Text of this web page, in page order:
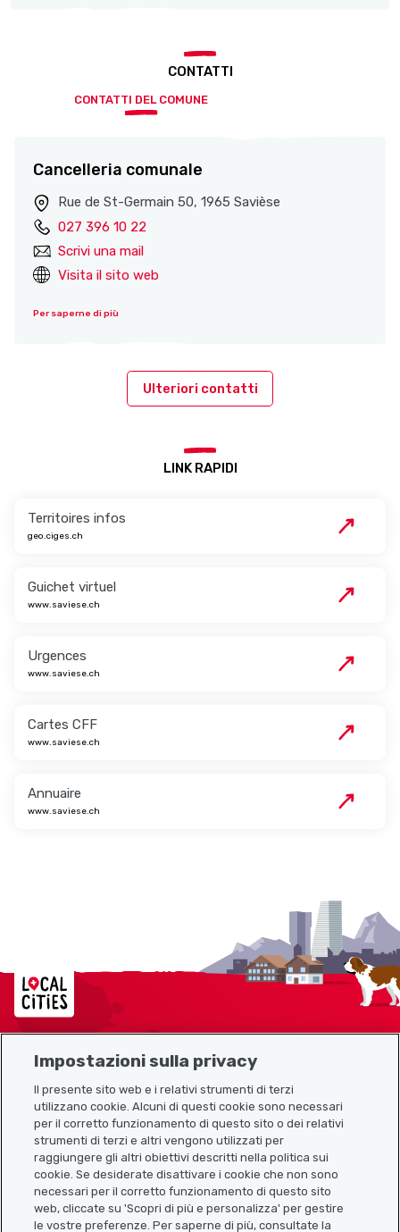
CONTATTI
CONTATTI DEL COMUNE
Cancelleria comunale
Rue de St-Germain 50, 1965 Savièse
027 396 10 22
Scrivi una mail
Visita il sito web
Per saperne di più
Ulteriori contatti
LINK RAPIDI
Territoires infos
geo.ciges.ch
Guichet virtuel
www.saviese.ch
Urgences
www.saviese.ch
Cartes CFF
www.saviese.ch
Annuaire
www.saviese.ch
Localcities
Link utili
Scarica l’app Localcities
Impostazioni sulla privacy
Il presente sito web e i relativi strumenti di terzi
utilizzano cookie. Alcuni di questi cookie sono necessari
per il corretto funzionamento di questo sito o dei relativi
strumenti di terzi e altri vengono utilizzati per
raggiungere gli altri obiettivi descritti nella politica sui
cookie. Se desiderate disattivare i cookie che non sono
necessari per il corretto funzionamento di questo sito
web, cliccate su 'Scopri di più e personalizza' per gestire
le vostre preferenze. Per saperne di più, consultate la